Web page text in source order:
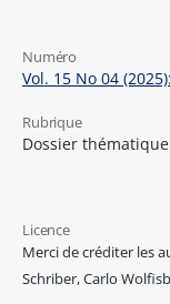
Numéro
Vol. 15 No 04
Rubrique
Dossier thématique
Licence
Merci de créditer les
Schriber, Carlo